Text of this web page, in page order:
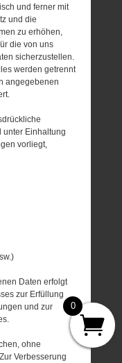
und ferner mit
und die
zu erhöhen,
die von uns
sicherzustellen.
werden getrennt
angegebenen
unter Einhaltung
vorliegt,
Daten erfolgt
zur Erfüllung
und zur
ohne
Verbesserung
0